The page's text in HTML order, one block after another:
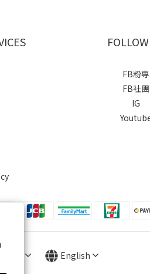
FB粉專
FB社團
IG
English